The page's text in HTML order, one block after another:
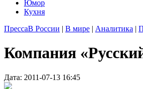
Юмор
Кухня
ПрессаВ России | В мире | Аналитика |
Компания
Дата: 2011-07-13 16:45